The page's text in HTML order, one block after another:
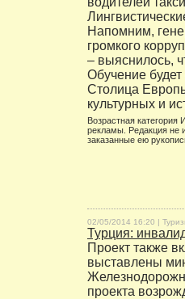
Напомним,
громкого
– выяснилось,
Обучение
Столица
культурных и
Возрастная категория
рекламы. Редакция не
заказанные ею
02/05/2014 16:20 |
Турция:
Проект также
выставлены
проекта